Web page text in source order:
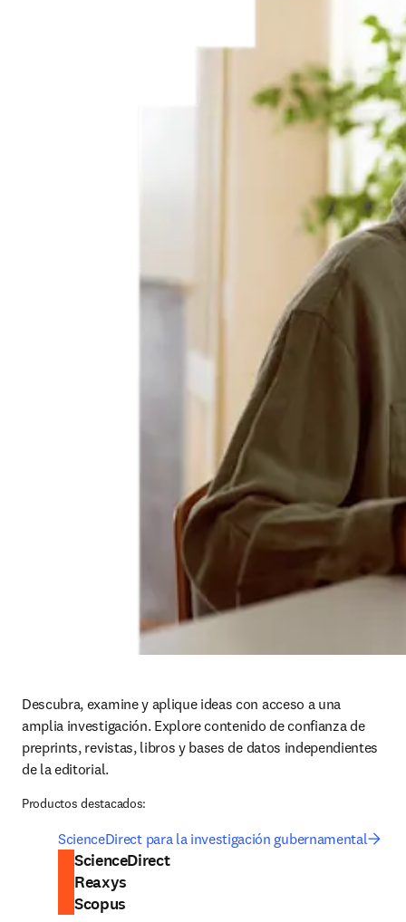
Descubra, examine y aplique ideas con acceso a una
amplia investigación. Explore contenido de confianza de
preprints, revistas, libros y bases de datos independientes
de la editorial.
Productos destacados:
ScienceDirect para la investigación gubernamental
ScienceDirect
Reaxys
Scopus